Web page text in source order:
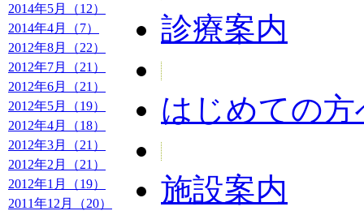
2014年5月（12）
2014年4月（7）
2012年8月（22）
2012年7月（21）
2012年6月（21）
2012年5月（19）
2012年4月（18）
2012年3月（21）
2012年2月（21）
2012年1月（19）
2011年12月（20）
診療案内
はじめての方
施設案内